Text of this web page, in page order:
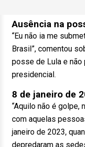
Ausência na
“Eu não ia me
Brasil”, comentou
posse de Lula e
presidencial.
8 de janeiro de
“Aquilo não é golpe,
com aquelas
janeiro de 2023,
depredaram as